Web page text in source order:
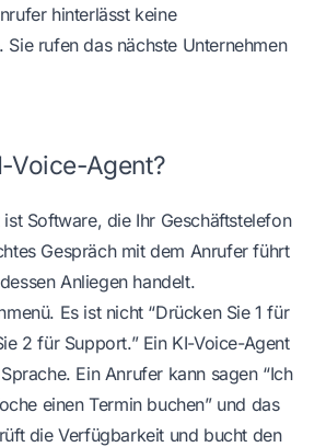
hinterlässt keine
Sie rufen das nächste Unternehmen
Voice-Agent?
Software, die Ihr Geschäftstelefon
Gespräch mit dem Anrufer führt
Anliegen handelt.
Es ist nicht “Drücken Sie 1 für
2 für Support.” Ein KI-Voice-Agent
Ein Anrufer kann sagen “Ich
einen Termin buchen” und das
die Verfügbarkeit und bucht den